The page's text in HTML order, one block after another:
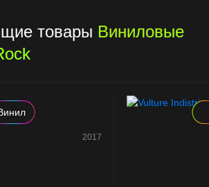
товары Виниловые
2017